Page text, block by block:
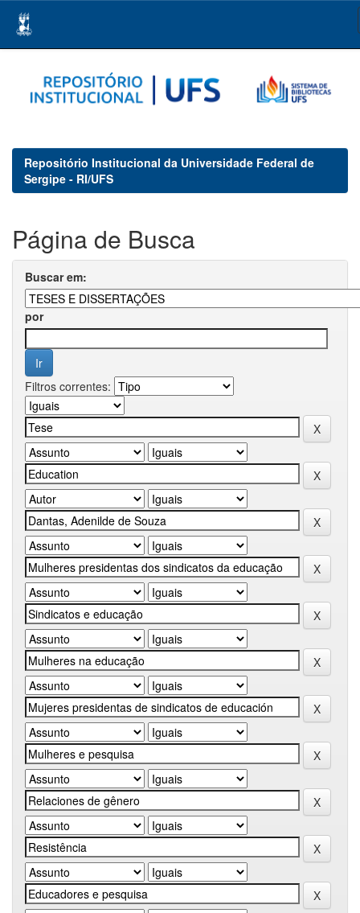
navigation
Repositório Institucional da Universidade Federal de
Sergipe - RI/UFS
Página de Busca
Buscar em:
por
Filtros correntes: